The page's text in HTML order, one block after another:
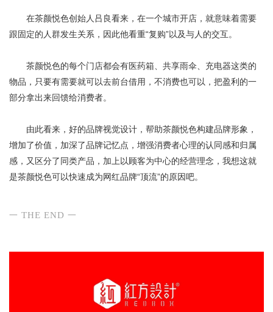
在茶颜悦色创始人吕良看来，在一个城市开店，就意味着需要
跟固定的人群发生关系，因此他看重“复购”以及与人的交互。
茶颜悦色的每个门店都会有医药箱、共享雨伞、充电器这类的
物品，只要有需要就可以去前台借用，不消费也可以，把盈利的一
部分拿出来回馈给消费者。
由此看来，好的品牌视觉设计，帮助茶颜悦色构建品牌形象，
增加了价值，加深了品牌记忆点，增强消费者心理的认同感和归属
感，又区分了同类产品，加上以顾客为中心的经营理念，我想这就
是茶颜悦色可以快速成为网红品牌“顶流”的原因吧。
一 THE END 一